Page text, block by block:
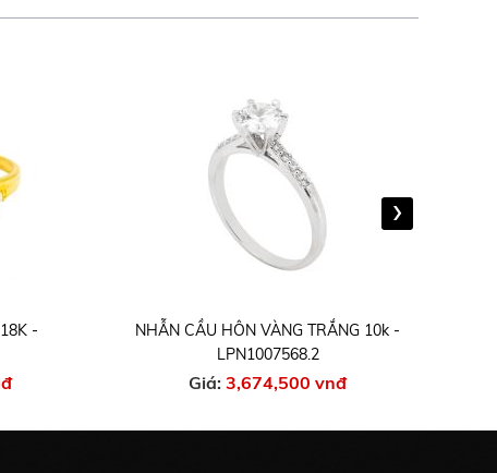
NHẪN CẦU HÔN VÀNG TRẮNG 10k -
LPN1007568.2
3,674,500 vnđ
›